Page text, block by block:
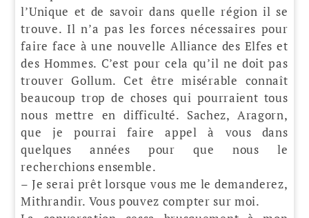
l’Unique et de savoir dans quelle région il se
trouve. Il n’a pas les forces nécessaires pour
faire face à une nouvelle Alliance des Elfes et
des Hommes. C’est pour cela qu’il ne doit pas
trouver Gollum. Cet être misérable connaît
beaucoup trop de choses qui pourraient tous
nous mettre en difficulté. Sachez, Aragorn,
que je pourrai faire appel à vous dans
quelques années pour que nous le
recherchions ensemble.
– Je serai prêt lorsque vous me le demanderez,
Mithrandir. Vous pouvez compter sur moi.